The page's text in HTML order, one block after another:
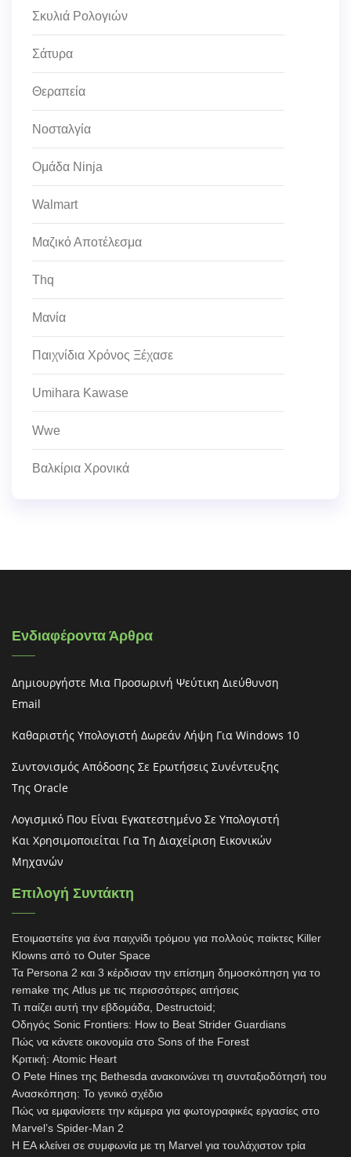
Σκυλιά Ρολογιών
Σάτυρα
Θεραπεία
Νοσταλγία
Ομάδα Ninja
Walmart
Μαζικό Αποτέλεσμα
Thq
Μανία
Παιχνίδια Χρόνος Ξέχασε
Umihara Kawase
Wwe
Βαλκίρια Χρονικά
Ενδιαφέροντα Άρθρα
Δημιουργήστε Μια Προσωρινή Ψεύτικη Διεύθυνση
Email
Καθαριστής Υπολογιστή Δωρεάν Λήψη Για Windows 10
Συντονισμός Απόδοσης Σε Ερωτήσεις Συνέντευξης
Της Oracle
Λογισμικό Που Είναι Εγκατεστημένο Σε Υπολογιστή
Και Χρησιμοποιείται Για Τη Διαχείριση Εικονικών
Μηχανών
Επιλογή Συντάκτη
Ετοιμαστείτε για ένα παιχνίδι τρόμου για πολλούς παίκτες Killer
Klowns από το Outer Space
Τα Persona 2 και 3 κέρδισαν την επίσημη δημοσκόπηση για το
remake της Atlus με τις περισσότερες αιτήσεις
Τι παίζει αυτή την εβδομάδα, Destructoid;
Οδηγός Sonic Frontiers: How to Beat Strider Guardians
Πώς να κάνετε οικονομία στο Sons of the Forest
Κριτική: Atomic Heart
Ο Pete Hines της Bethesda ανακοινώνει τη συνταξιοδότησή του
Ανασκόπηση: Το γενικό σχέδιο
Πώς να εμφανίσετε την κάμερα για φωτογραφικές εργασίες στο
Marvel’s Spider-Man 2
Η EA κλείνει σε συμφωνία με τη Marvel για τουλάχιστον τρία